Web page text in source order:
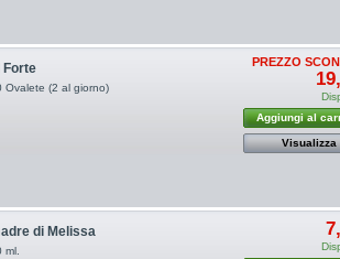
Forte
Ovalete (2 al giorno)
PREZZO
Aggiungi al
Visualizza
di Melissa
ml.